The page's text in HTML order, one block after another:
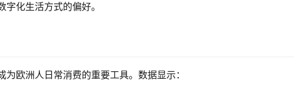
化生活方式的偏好。
欧洲人日常消费的重要工具。数据显示：